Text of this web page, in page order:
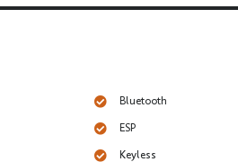
Bluetooth
ESP
Keyless